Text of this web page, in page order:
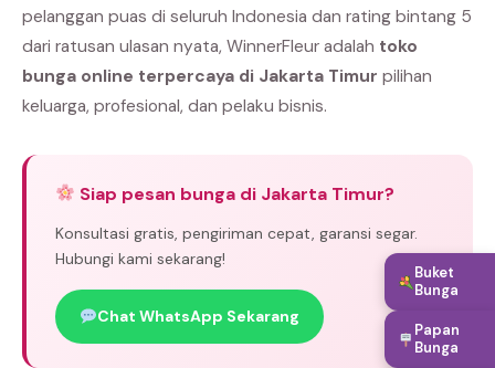
pelanggan puas di seluruh Indonesia dan rating bintang 5
dari ratusan ulasan nyata, WinnerFleur adalah toko
bunga online terpercaya di Jakarta Timur pilihan
keluarga, profesional, dan pelaku bisnis.
Siap pesan bunga di Jakarta Timur?
Konsultasi gratis, pengiriman cepat, garansi segar.
Hubungi kami sekarang!
Chat WhatsApp Sekarang
Buket
Bunga
Papan
Bunga